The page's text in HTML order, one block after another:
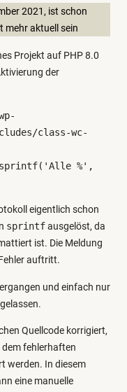
2021, ist schon
mehr aktuell sein
Projekt auf PHP 8.0
der
class-wc-
sprintf('Alle %',
eigentlich schon
sprintfausgelöst, da
ist. Die Meldung
auftritt.
und einfach nur
Quellcode korrigiert,
fehlerhaften
werden. In diesem
eine manuelle